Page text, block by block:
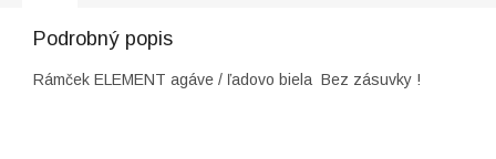
Podrobný popis
Rámček ELEMENT agáve / ľadovo biela Bez zásuvky !